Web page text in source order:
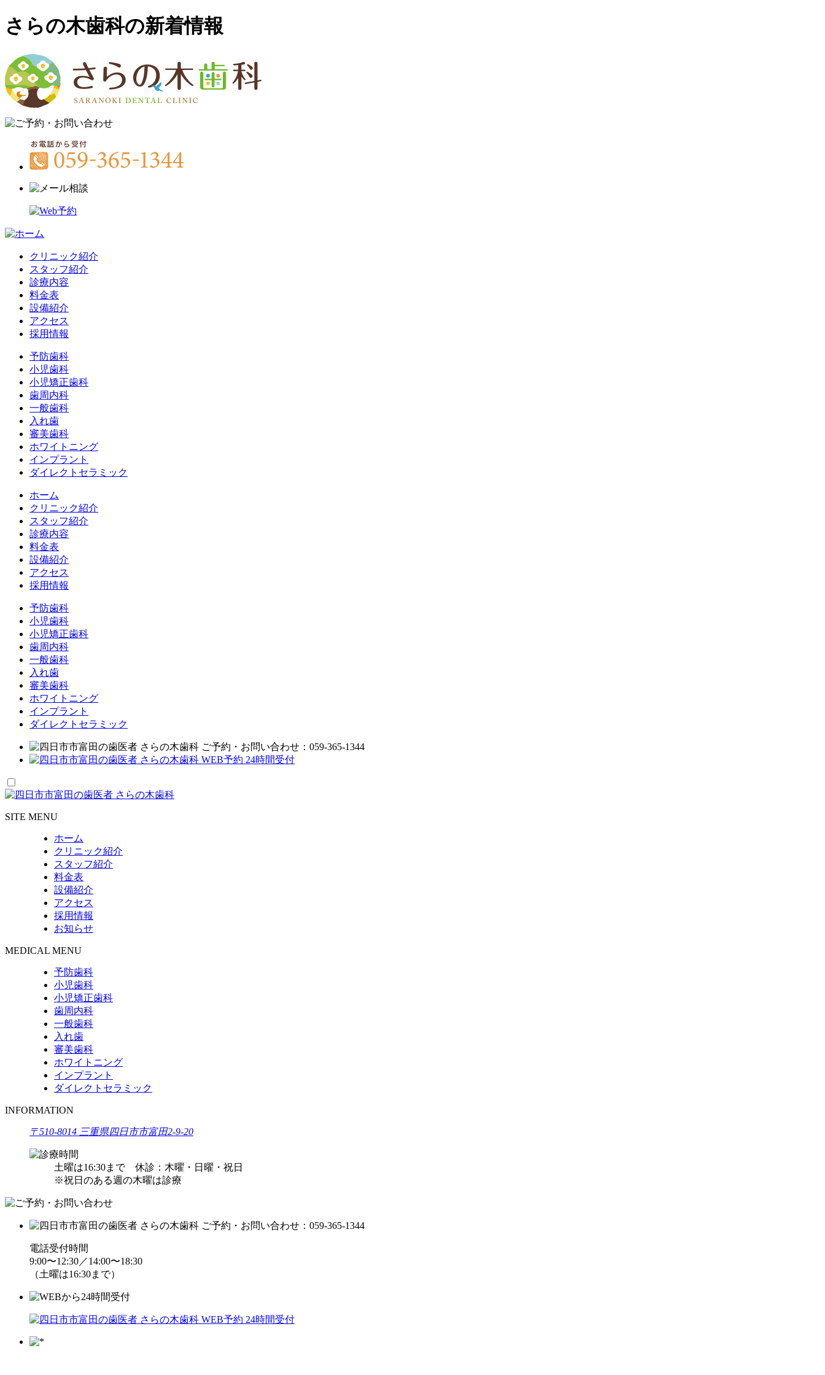
さらの木歯科の新着情報
クリニック紹介
スタッフ紹介
診療内容
料金表
設備紹介
アクセス
採用情報
予防歯科
小児歯科
小児矯正歯科
歯周内科
一般歯科
入れ歯
審美歯科
ホワイトニング
インプラント
ダイレクトセラミック
ホーム
クリニック紹介
スタッフ紹介
診療内容
料金表
設備紹介
アクセス
採用情報
予防歯科
小児歯科
小児矯正歯科
歯周内科
一般歯科
入れ歯
審美歯科
ホワイトニング
インプラント
ダイレクトセラミック
SITE MENU
ホーム
クリニック紹介
スタッフ紹介
料金表
設備紹介
アクセス
採用情報
お知らせ
MEDICAL MENU
予防歯科
小児歯科
小児矯正歯科
歯周内科
一般歯科
入れ歯
審美歯科
ホワイトニング
インプラント
ダイレクトセラミック
INFORMATION
〒510-8014 三重県四日市市富田2-9-20
土曜は16:30まで休診：木曜・日曜・祝日
※祝日のある週の木曜は診療
電話受付時間
9:00〜12:30／14:00〜18:30
（土曜は16:30まで）